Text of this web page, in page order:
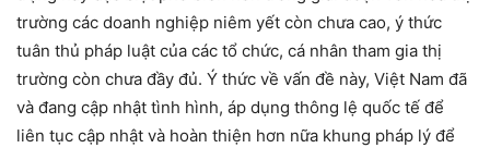
trường các doanh nghiệp niêm yết còn chưa cao, ý thức
tuân thủ pháp luật của các tổ chức, cá nhân tham gia thị
trường còn chưa đầy đủ. Ý thức về vấn đề này, Việt Nam đã
và đang cập nhật tình hình, áp dụng thông lệ quốc tế để
liên tục cập nhật và hoàn thiện hơn nữa khung pháp lý để